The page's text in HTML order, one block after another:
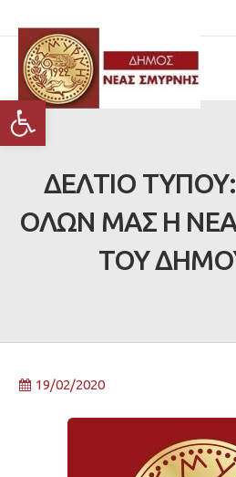
Ανοίξτε τη γραμμή εργαλείων
ΔΕΛΤΙΟ
ΟΛΩΝ ΜΑΣ Η ΝΕΑ
ΤΟΥ
19/02/2020